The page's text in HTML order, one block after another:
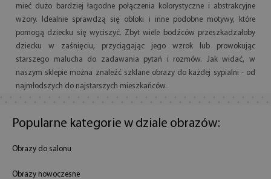
mieć dużo bardziej łagodne połączenia kolorystyczne i abstrakcyjne
wzory. Idealnie sprawdzą się obłoki i inne podobne motywy, które
pomogą dziecku się wyciszyć. Zbyt wiele bodźców przeszkadzałoby
dziecku w zaśnięciu, przyciągając jego wzrok lub prowokując
starszego malucha do zadawania pytań i rozmów. Jak widać, w
naszym sklepie można znaleźć szklane obrazy do każdej sypialni - od
najmłodszych do najstarszych mieszkańców.
Popularne kategorie w dziale obrazów:
Obrazy do salonu
Obrazy nowoczesne